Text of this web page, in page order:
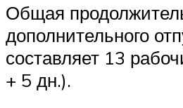
Общая
дополнительного
составляет 13
+ 5 дн.).